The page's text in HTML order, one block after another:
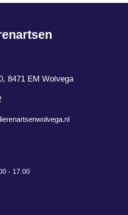
8471 EM Wolvega
- 17.00